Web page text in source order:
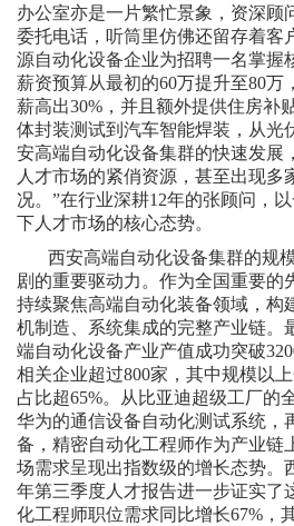
办公室亦是一片繁忙景象，资深顾
委托电话，听筒里仿佛还留存着
源自动化设备企业为招聘一名掌握
薪资预算从最初的60万提升至80
薪高出30%，并且额外提供住房补
体封装测试到汽车智能焊装，从光
安高端自动化设备集群的快速发展
人才市场的紧俏资源，甚至出现多
况。”在行业深耕12年的张顾问，
下人才市场的核心态势。
西安高端自动化设备集群的规
剧的重要驱动力。作为全国重要的
持续聚焦高端自动化装备领域，构
机制造、系统集成的完整产业链。
端自动化设备产业产值成功突破
相关企业超过800家，其中规模以
占比超65%。从比亚迪超级工厂的
华为的通信设备自动化测试系统，
备，精密自动化工程师作为产业链
场需求呈现出指数级的增长态势。
年第三季度人才报告进一步证实了
化工程师职位需求同比增长67%，